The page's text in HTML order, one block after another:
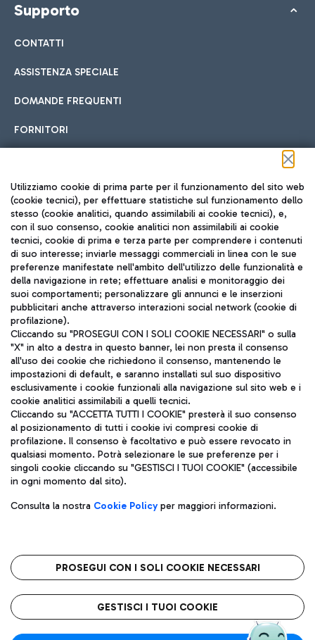
Supporto
CONTATTI
ASSISTENZA SPECIALE
DOMANDE FREQUENTI
FORNITORI
Seguici sui social
TRAVEL JOURNAL
ITA
Aeroporti di Roma S.p.A. - Società soggetta a direzione e
coordinamento di Mundys S.p.A.
Codice fiscale e Registro delle Imprese di Roma 13032990155 P.
IVA 06572251004
Capitale sociale 62.224.743,00 int. vers.
Sede legale: Via Pier Paolo Racchetti 1 - 00054 Fiumicino (RM)
telefono +39 06 65951
Privacy policy
Note legali
Roma FCO
L'aeroporto stellato
Utilizziamo cookie di prima parte per il funzionamento del sito web
(cookie tecnici), per effettuare statistiche sul funzionamento dello
stesso (cookie analitici, quando assimilabili ai cookie tecnici), e,
con il suo consenso, cookie analitici non assimilabili ai cookie
tecnici, cookie di prima e terza parte per comprendere i contenuti
di suo interesse; inviarle messaggi commerciali in linea con le sue
preferenze manifestate nell'ambito dell'utilizzo delle funzionalità e
della navigazione in rete; effettuare analisi e monitoraggio dei
suoi comportamenti; personalizzare gli annunci e le inserzioni
pubblicitari anche attraverso interazioni social network (cookie di
profilazione).
Cliccando su "PROSEGUI CON I SOLI COOKIE NECESSARI" o sulla
"X" in alto a destra in questo banner, lei non presta il consenso
all'uso dei cookie che richiedono il consenso, mantenendo le
impostazioni di default, e saranno installati sul suo dispositivo
esclusivamente i cookie funzionali alla navigazione sul sito web e i
cookie analitici assimilabili a quelli tecnici.
Cliccando su "ACCETTA TUTTI I COOKIE" presterà il suo consenso
al posizionamento di tutti i cookie ivi compresi cookie di
profilazione. Il consenso è facoltativo e può essere revocato in
qualsiasi momento. Potrà selezionare le sue preferenze per i
singoli cookie cliccando su "GESTISCI I TUOI COOKIE" (accessibile
in ogni momento dal sito).
Consulta la nostra Cookie Policyper maggiori informazioni.
PROSEGUI CON I SOLI COOKIE NECESSARI
GESTISCI I TUOI COOKIE